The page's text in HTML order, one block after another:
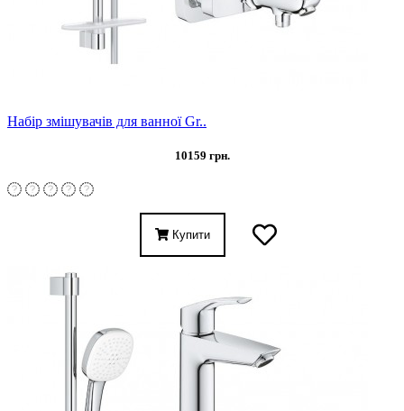
Набір змішувачів для ванної Gr..
10159 грн.
Купити